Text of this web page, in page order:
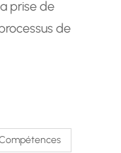
prise de
de